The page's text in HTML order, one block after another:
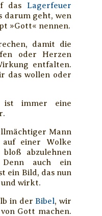
das Lagerfeuer
darum geht, wen
»Gott« nennen.
damit die
oder Herzen
entfalten.
das wollen oder
ist immer eine
Mann
einer Wolke
abzulehnen
auch ein
ein Bild, das nun
und wirkt.
in der Bibel, wir
Gott machen.